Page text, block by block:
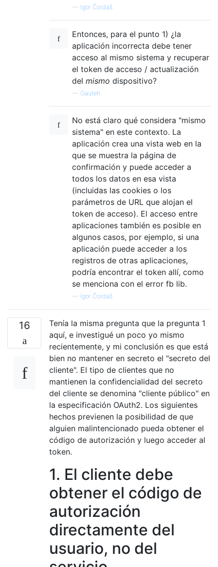
— Igor Čordaš
Entonces, para el punto 1) ¿la
aplicación incorrecta debe tener
acceso al mismo sistema y recuperar
el token de acceso / actualización
del mismo dispositivo?
— Gauteh
No está claro qué considera "mismo
sistema" en este contexto. La
aplicación crea una vista web en la
que se muestra la página de
confirmación y puede acceder a
todos los datos en esa vista
(incluidas las cookies o los
parámetros de URL que alojan el
token de acceso). El acceso entre
aplicaciones también es posible en
algunos casos, por ejemplo, si una
aplicación puede acceder a los
registros de otras aplicaciones,
podría encontrar el token allí, como
se menciona con el error fb lib.
— Igor Čordaš
16
Tenía la misma pregunta que la pregunta 1
aquí, e investigué un poco yo mismo
recientemente, y mi conclusión es que está
bien no mantener en secreto el "secreto del
cliente". El tipo de clientes que no
mantienen la confidencialidad del secreto
del cliente se denomina "cliente público" en
la especificación OAuth2. Los siguientes
hechos previenen la posibilidad de que
alguien malintencionado pueda obtener el
código de autorización y luego acceder al
token.
1. El cliente debe
obtener el código de
autorización
directamente del
usuario, no del